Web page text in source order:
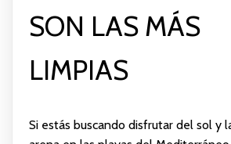
SON LAS MÁS
LIMPIAS
Si estás buscando disfrutar del sol y